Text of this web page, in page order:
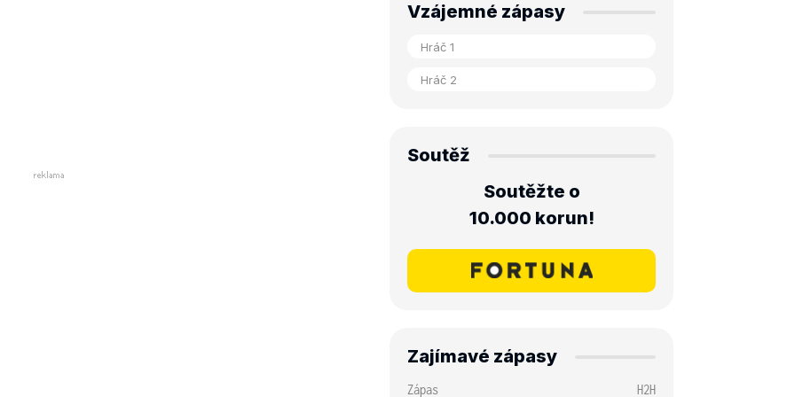
Vzájemné zápasy
Soutěž
Soutěžte o
10.000 korun!
Zajímavé zápasy
Zápas H2H